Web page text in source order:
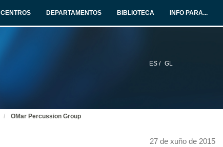
CENTROS DEPARTAMENTOS BIBLIOTECA INFO PARA...
ES / GL
OMar Percussion Group
27 de xuño de 2015
27 de xuño de 2015
Tema 2